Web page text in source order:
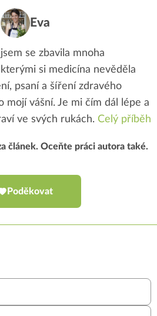
Eva
se zbavila mnoha
si medicína nevěděla
psaní a šíření zdravého
mojí vášní. Je mi čím dál lépe a
ve svých rukách. Celý příběh
článek. Oceňte práci autora také.
Poděkovat